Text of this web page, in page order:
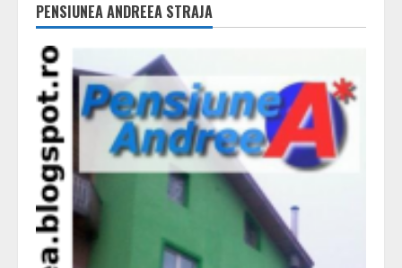
PENSIUNEA ANDREEA STRAJA